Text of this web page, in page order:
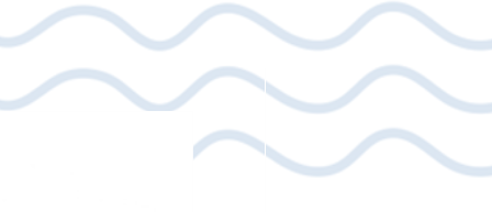
να αναλάβουμε το
προϊόντος. Επικοινωνήστε